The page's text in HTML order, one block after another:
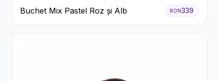
Buchet Mix Pastel Roz și Alb RON339